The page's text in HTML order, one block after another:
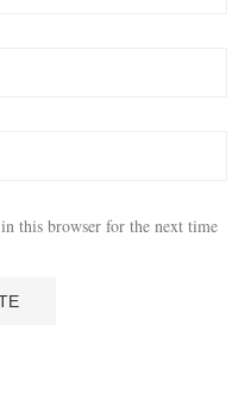
this browser for the next time